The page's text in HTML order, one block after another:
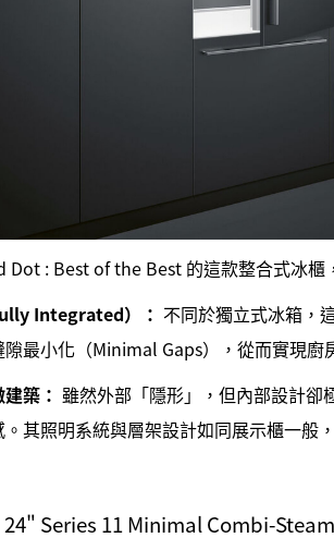
Dot : Best of the Best 的這款整合式冰
Integrated）： 不同於獨立式冰箱，
最小化（Minimal Gaps），從而實現廚
築： 雖然外部「隱形」，但內部設計
其照明系統與層架設計如同展示櫃一般
Series 11 Minimal Combi-